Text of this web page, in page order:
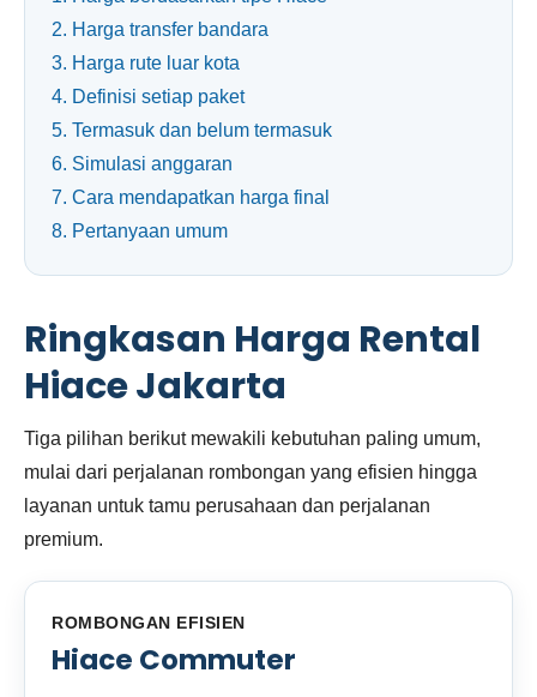
2. Harga transfer bandara
3. Harga rute luar kota
4. Definisi setiap paket
5. Termasuk dan belum termasuk
6. Simulasi anggaran
7. Cara mendapatkan harga final
8. Pertanyaan umum
Ringkasan Harga Rental
Hiace Jakarta
Tiga pilihan berikut mewakili kebutuhan paling umum,
mulai dari perjalanan rombongan yang efisien hingga
layanan untuk tamu perusahaan dan perjalanan
premium.
ROMBONGAN EFISIEN
Hiace Commuter